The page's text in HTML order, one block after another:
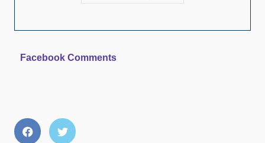
Facebook Comments